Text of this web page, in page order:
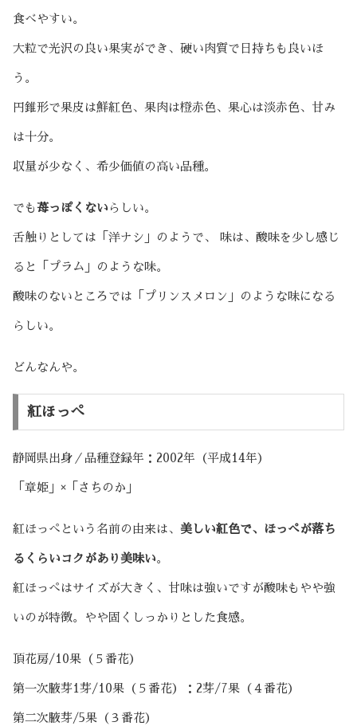
食べやすい。
大粒で光沢の良い果実ができ、硬い肉質で日持ちも良いほ
う。
円錐形で果皮は鮮紅色、果肉は橙赤色、果心は淡赤色、甘み
は十分。
収量が少なく、希少価値の高い品種。
でも 苺っぽくない らしい。
舌触りとしては「洋ナシ」のようで、 味は、酸味を少し感じ
ると「プラム」のような味。
酸味のないところでは「プリンスメロン」のような味になる
らしい。
どんなんや。
紅ほっぺ
静岡県出身／品種登録年：2002年（平成14年）
「章姫」×「さちのか」
紅ほっぺという名前の由来は、 美しい紅色で、ほっぺが落ち
るくらいコクがあり美味い。
紅ほっぺはサイズが大きく、甘味は強いですが酸味もやや強
いのが特徴。やや固くしっかりとした食感。
頂花房/10果（５番花）
第一次腋芽1芽/10果（５番花）：2芽/7果（４番花）
第二次腋芽/5果（３番花）